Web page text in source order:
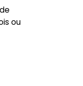
ou